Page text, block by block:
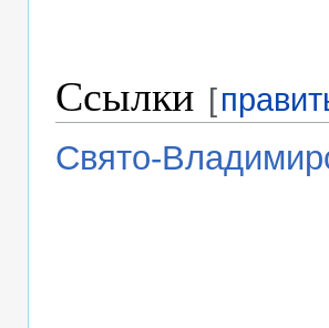
Ссылки [
Свято-